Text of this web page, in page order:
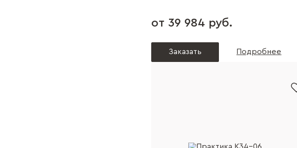
от 39 984 руб.
Заказать Подробнее